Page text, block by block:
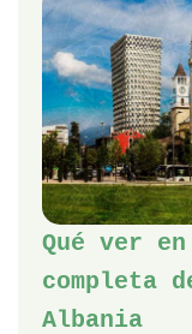
Qué ver
completa
Albania